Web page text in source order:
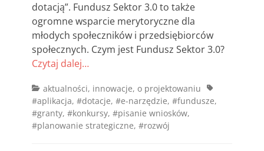
dotacją”. Fundusz Sektor 3.0 to także
ogromne wsparcie merytoryczne dla
młodych społeczników i przedsiębiorców
społecznych. Czym jest Fundusz Sektor 3.0?
Czytaj dalej…
Categories
aktualności, innowacje, o projektowaniu Tags
#aplikacja, #dotacje, #e-narzędzie, #fundusze,
#granty, #konkursy, #pisanie wniosków,
#planowanie strategiczne, #rozwój